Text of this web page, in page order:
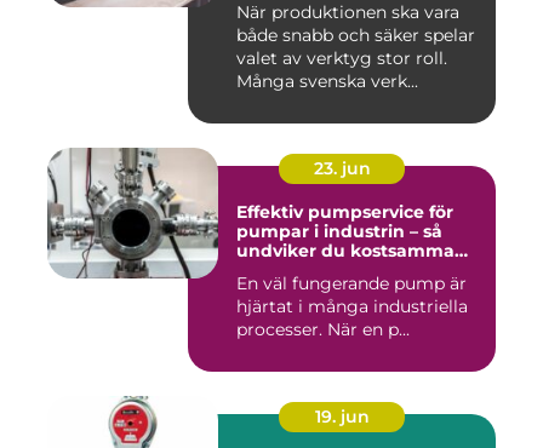
När produktionen ska vara
både snabb och säker spelar
valet av verktyg stor roll.
Många svenska verk...
23. jun
Effektiv pumpservice för
pumpar i industrin – så
undviker du kostsamma
En väl fungerande pump är
hjärtat i många industriella
processer. När en p...
19. jun